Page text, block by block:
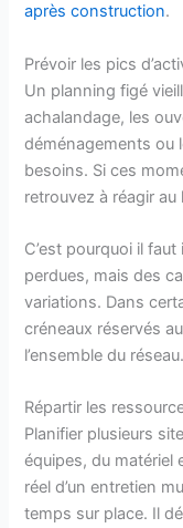
après construction.
Prévoir les pics
Un planning figé
achalandage, les
déménagements ou
besoins. Si ces
retrouvez à réagir au
C’est pourquoi il
perdues, mais des
variations. Dans
créneaux réservés
l’ensemble du réseau.
Répartir les
Planifier plusieurs
équipes, du matériel
réel d’un entretien
temps sur place. Il